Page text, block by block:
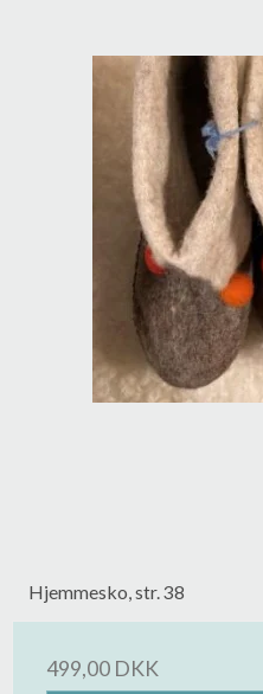
Hjemmesko, str. 38
499,00 DKK